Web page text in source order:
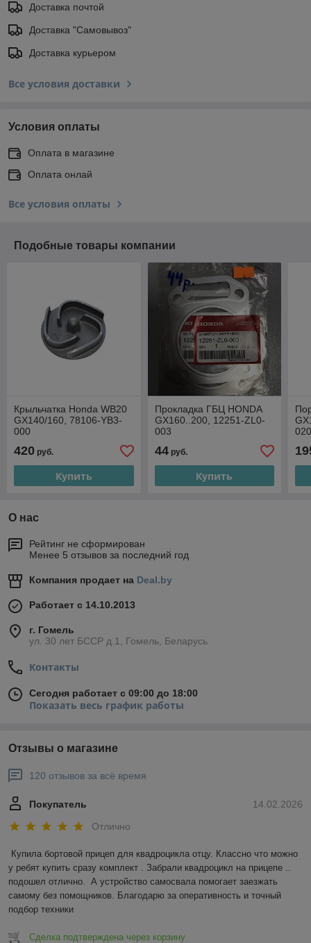
Доставка почтой
Доставка "Самовывоз"
Доставка курьером
Все условия доставки
Условия оплаты
Оплата в магазине
Оплата онлай
Все условия оплаты
Подобные товары компании
Крыльчатка Honda WB20
GX140/160, 78106-YB3-
000
420 руб.
Купить
Прокладка ГБЦ HONDA
GX160..200, 12251-ZL0-
003
44руб.
Купить
О нас
Рейтинг не сформирован
Менее 5 отзывов за последний год
Компания продает на Deal.by
Работает с 14.10.2013
г. Гомель
ул. 30 лет БССР д.1, Гомель, Беларусь
Контакты
Сегодня работает с 09:00 до 18:00
Показать весь график работы
Отзывы о магазине
120 отзывов за всё время
14.02.2026
Покупатель
Отлично
Купила бортовой прицеп для квадроцикла отцу. Классно что можно
у ребят купить сразу комплект . Забрали квадроцикл на прицепе ..
подошел отлично.  А устройство самосвала помогает заезжать
самому без помощников. Благодарю за оперативность и точный
подбор техники
Сделка подтверждена через корзину